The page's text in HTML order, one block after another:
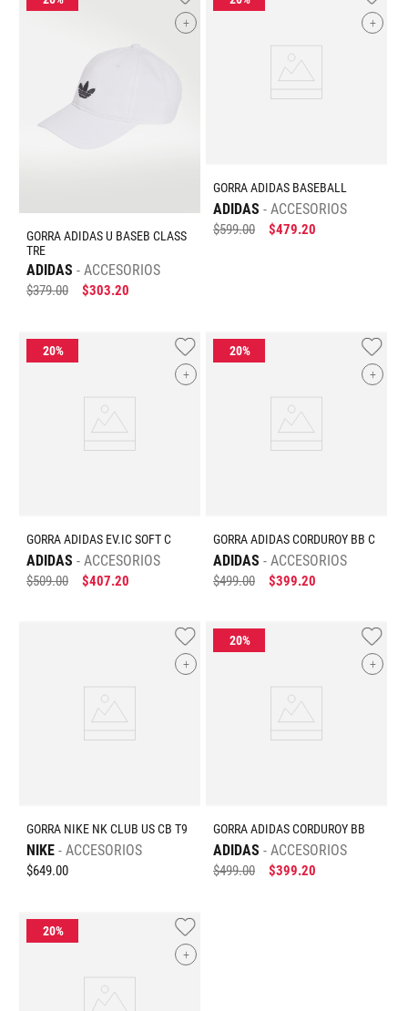
+
GORRA ADIDAS U BASEB CLASS
TRE
ADIDAS ACCESORIOS
$379.00 $303.20
+
GORRA ADIDAS BASEBALL
ADIDAS ACCESORIOS
$599.00 $479.20
+
GORRA ADIDAS EV.IC SOFT C
ADIDAS ACCESORIOS
$509.00 $407.20
+
GORRA ADIDAS CORDUROY BB C
ADIDAS ACCESORIOS
$499.00 $399.20
+
GORRA NIKE NK CLUB US CB T9
NIKE ACCESORIOS
$649.00
+
GORRA ADIDAS CORDUROY BB
ADIDAS ACCESORIOS
$499.00 $399.20
+